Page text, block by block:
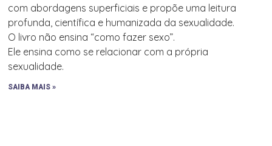
com abordagens superficiais e propõe uma leitura
profunda, científica e humanizada da sexualidade.
O livro não ensina “como fazer sexo”.
Ele ensina como se relacionar com a própria
sexualidade.
SAIBA MAIS »